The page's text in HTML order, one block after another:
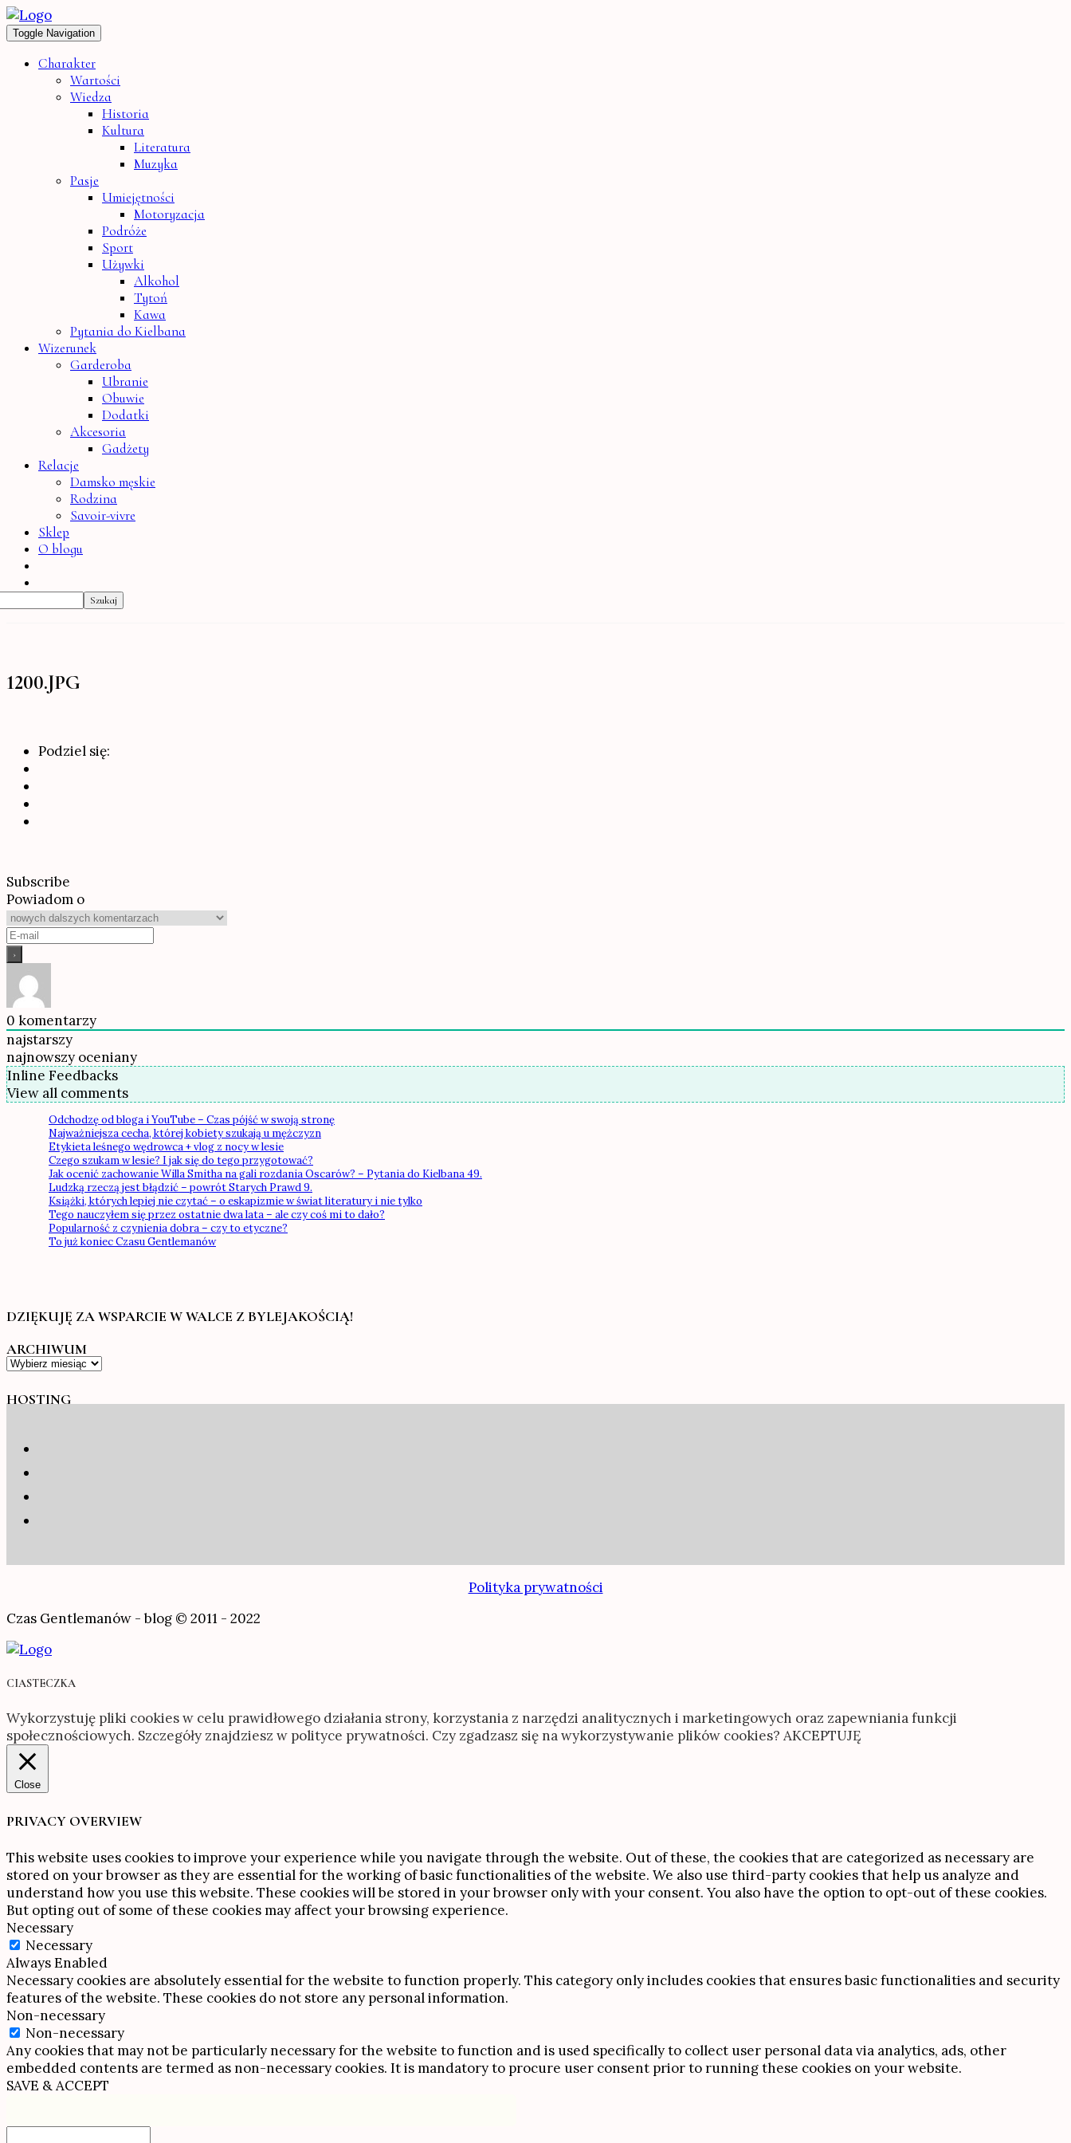
Toggle Navigation
Charakter
Wartości
Wiedza
Historia
Kultura
Literatura
Muzyka
Pasje
Umiejętności
Motoryzacja
Podróże
Sport
Używki
Alkohol
Tytoń
Kawa
Pytania do Kielbana
Wizerunek
Garderoba
Ubranie
Obuwie
Dodatki
Akcesoria
Gadżety
Relacje
Damsko męskie
Rodzina
Savoir-vivre
Sklep
O blogu
1200.JPG
Podziel się:
Subscribe
Powiadom o
0 komentarzy
najstarszy
najnowszy oceniany
Inline Feedbacks
View all comments
Odchodzę od bloga i YouTube – Czas pójść w swoją stronę
Najważniejsza cecha, której kobiety szukają u mężczyzn
Etykieta leśnego wędrowca + vlog z nocy w lesie
Czego szukam w lesie? I jak się do tego przygotować?
Jak ocenić zachowanie Willa Smitha na gali rozdania Oscarów? – Pytania do Kielbana 49.
Ludzką rzeczą jest błądzić – powrót Starych Prawd 9.
Książki, których lepiej nie czytać – o eskapizmie w świat literatury i nie tylko
Tego nauczyłem się przez ostatnie dwa lata – ale czy coś mi to dało?
Popularność z czynienia dobra – czy to etyczne?
To już koniec Czasu Gentlemanów
DZIĘKUJĘ ZA WSPARCIE W WALCE Z BYLEJAKOŚCIĄ!
ARCHIWUM
Archiwum
HOSTING
Polityka prywatności
Czas Gentlemanów - blog © 2011 - 2022
CIASTECZKA
Wykorzystuję pliki cookies w celu prawidłowego działania strony, korzystania z narzędzi analitycznych i marketingowych oraz zapewniania funkcji
społecznościowych. Szczegóły znajdziesz w polityce prywatności. Czy zgadzasz się na wykorzystywanie plików cookies? AKCEPTUJĘ
Close
PRIVACY OVERVIEW
This website uses cookies to improve your experience while you navigate through the website. Out of these, the cookies that are categorized as necessary are
stored on your browser as they are essential for the working of basic functionalities of the website. We also use third-party cookies that help us analyze and
understand how you use this website. These cookies will be stored in your browser only with your consent. You also have the option to opt-out of these cookies.
But opting out of some of these cookies may affect your browsing experience.
Necessary
Necessary
Always Enabled
Necessary cookies are absolutely essential for the website to function properly. This category only includes cookies that ensures basic functionalities and security
features of the website. These cookies do not store any personal information.
Non-necessary
Non-necessary
Any cookies that may not be particularly necessary for the website to function and is used specifically to collect user personal data via analytics, ads, other
embedded contents are termed as non-necessary cookies. It is mandatory to procure user consent prior to running these cookies on your website.
SAVE & ACCEPT